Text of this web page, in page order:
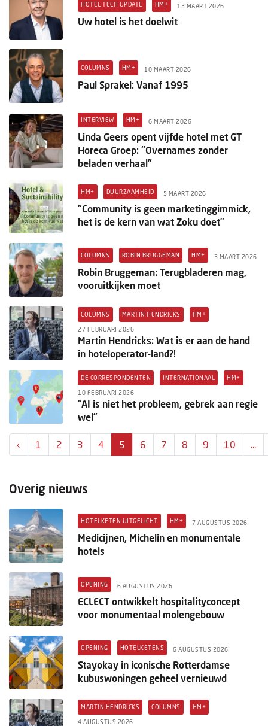
HOTEL TECH UPDATE HM+ 13 MAART 2026
Uw hotel is het doelwit
COLUMNS HM+ 10 MAART 2026
Paul Sprakel: Vanaf 1995
INTERVIEW HM+ 6 MAART 2026
Linda Geers opent vijfde hotel met GT
Horeca Groep: “Overnames zonder
beladen verhaal”
HM+ DUURZAAMHEID 5 MAART 2026
“Community is geen marketinggimmick,
het is de kern van wat Zoku doet”
COLUMNS ROBIN BRUGGEMAN HM+ 3 MAART 2026
Robin Bruggeman: Terugbladeren mag,
vooruitkijken moet
COLUMNS MARTIN HENDRICKS HM+
27 FEBRUARI 2026
Martin Hendricks: Wat is er aan de hand
in hoteloperator-land?!
DE CORRESPONDENTEN INTERNATIONAAL HM+
10 FEBRUARI 2026
“AI is niet het probleem, gebrek aan regie
wel”
‹ 1 2 3 4 5 6 7 8 9 10 ...
Overig nieuws
HOTELKETEN UITGELICHT HM+ 7 AUGUSTUS 2026
Medicijnen, Michelin en monumentale
hotels
OPENING 6 AUGUSTUS 2026
ECLECT ontwikkelt hospitalityconcept
voor monumentaal molengebouw
OPENING HOTELKETENS 6 AUGUSTUS 2026
Stayokay in iconische Rotterdamse
kubuswoningen geheel vernieuwd
MARTIN HENDRICKS COLUMNS HM+
4 AUGUSTUS 2026